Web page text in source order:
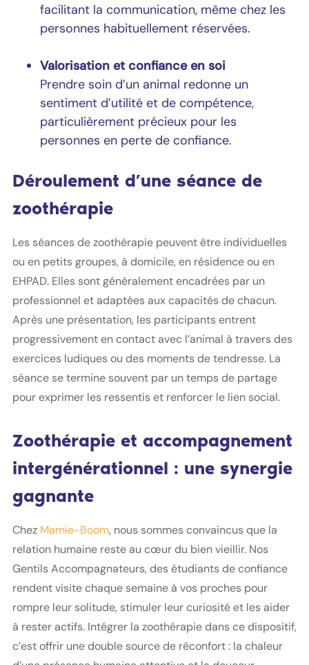
facilitant la communication, même chez les
personnes habituellement réservées.
Valorisation et confiance en soi
Prendre soin d’un animal redonne un
sentiment d’utilité et de compétence,
particulièrement précieux pour les
personnes en perte de confiance.
Déroulement d’une séance de
zoothérapie
Les séances de zoothérapie peuvent être individuelles
ou en petits groupes, à domicile, en résidence ou en
EHPAD. Elles sont généralement encadrées par un
professionnel et adaptées aux capacités de chacun.
Après une présentation, les participants entrent
progressivement en contact avec l’animal à travers des
exercices ludiques ou des moments de tendresse. La
séance se termine souvent par un temps de partage
pour exprimer les ressentis et renforcer le lien social.
Zoothérapie et accompagnement
intergénérationnel : une synergie
gagnante
Chez Mamie-Boom, nous sommes convaincus que la
relation humaine reste au cœur du bien vieillir. Nos
Gentils Accompagnateurs, des étudiants de confiance
rendent visite chaque semaine à vos proches pour
rompre leur solitude, stimuler leur curiosité et les aider
à rester actifs. Intégrer la zoothérapie dans ce dispositif,
c’est offrir une double source de réconfort : la chaleur